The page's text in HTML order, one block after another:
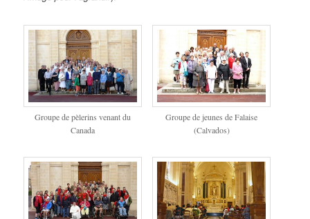
Groupe de pèlerins venant du
Canada
Groupe de jeunes de Falaise
(Calvados)